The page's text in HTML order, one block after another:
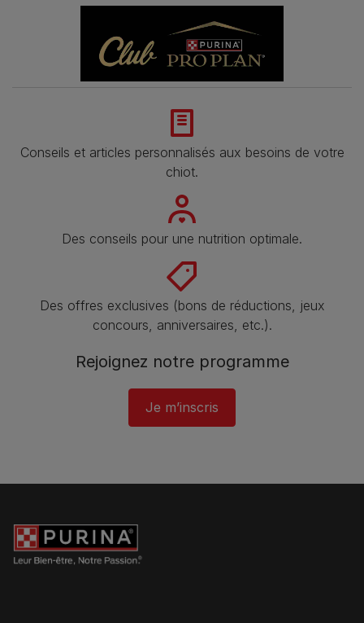
Conseils et articles personnalisés aux besoins de votre
chiot.
Des conseils pour une nutrition optimale.
Des offres exclusives (bons de réductions, jeux
concours, anniversaires, etc.).
Rejoignez notre programme​
Je m’inscris